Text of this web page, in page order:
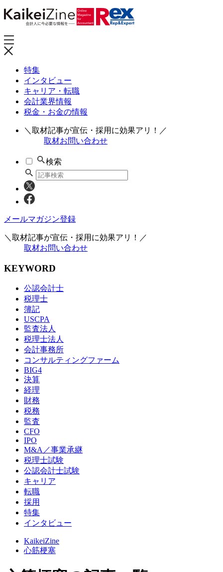
特集
インタビュー
キャリア・転職
会計業界情報
税金・お金の情報
＼取材記事が宣伝・採用に効果アリ！／
取材お問い合わせ
検索
メールマガジン登録
＼取材記事が宣伝・採用に効果アリ！／
取材お問い合わせ
KEYWORD
公認会計士
税理士
簿記
USCPA
監査法人
税理士法人
会計事務所
コンサルティングファーム
BIG4
決算
経理
財務
税務
監査
CFO
IPO
M&A／事業承継
税理士試験
公認会計士試験
キャリア
転職
採用
特集
インタビュー
KaikeiZine
心筋梗塞